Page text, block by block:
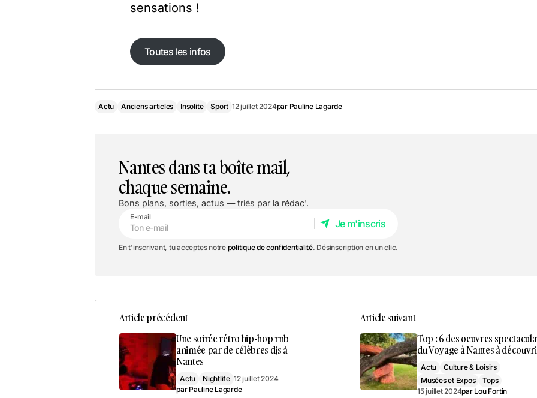
sensations !
Toutes les infos
Toutes les infos
Actu Anciens articles Insolite Sport 12 juillet 2024par Pauline Lagarde
Nantes dans ta boîte mail,
chaque semaine.
Bons plans, sorties, actus — triés par la rédac'.
E-mail
Je m'inscris
En t'inscrivant, tu acceptes notre politique de confidentialité. Désinscription en un clic.
Article précédent
Une soirée rétro hip-hop rnb
animée par de célèbres djs à
Nantes
Actu Nightlife 12 juillet 2024
par Pauline Lagarde
Article suivant
Top : 6 des oeuvres
du Voyage à Nantes à
Actu
Culture & Loisirs
Musées et Expos
Tops
15 juillet 2024par Lou Fortin